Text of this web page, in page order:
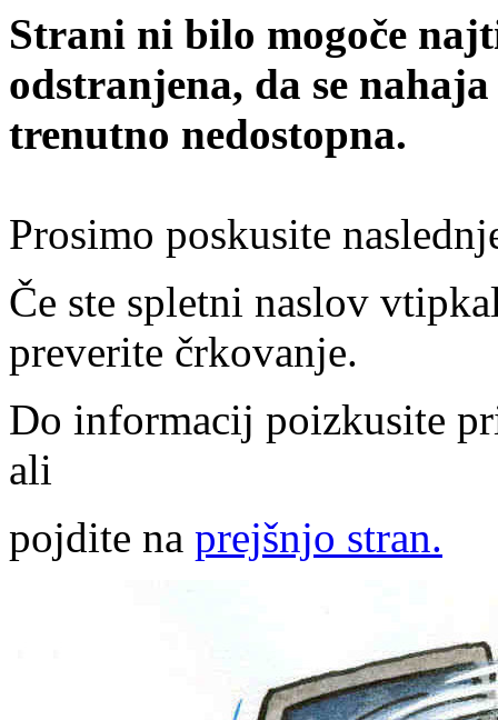
Strani ni bilo mogoče
odstranjena, da se
trenutno nedostopna.
Prosimo poskusite
Če ste spletni naslov
preverite črkovanje.
Do informacij poizkusite
ali
pojdite na prejšnjo stran.